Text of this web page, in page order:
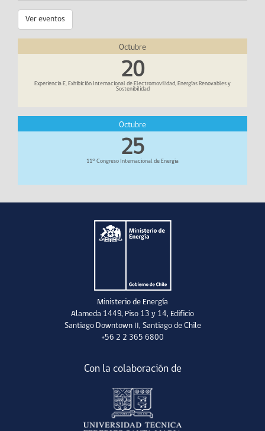
Ver eventos
Octubre
20
Experiencia E, Exhibición Internacional de Electromovilidad, Energías Renovables y
Sostenibilidad
Octubre
25
11° Congreso Internacional de Energía
Ministerio de Energía
Alameda 1449, Piso 13 y 14, Edificio
Santiago Downtown II, Santiago de Chile
+56 2 2 365 6800
Con la colaboración de